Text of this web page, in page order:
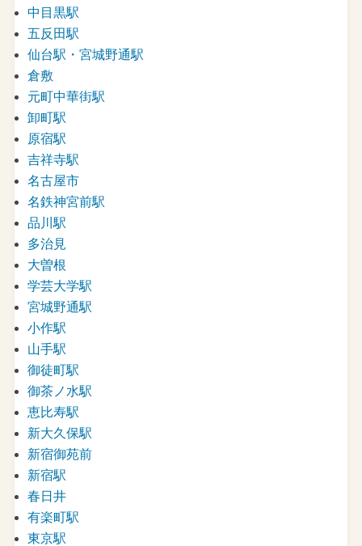
中目黒駅
五反田駅
仙台駅・宮城野通駅
倉敷
元町中華街駅
卸町駅
原宿駅
吉祥寺駅
名古屋市
名鉄神宮前駅
品川駅
多治見
大曽根
学芸大学駅
宮城野通駅
小作駅
山手駅
御徒町駅
御茶ノ水駅
恵比寿駅
新大久保駅
新宿御苑前
新宿駅
春日井
有楽町駅
東京駅